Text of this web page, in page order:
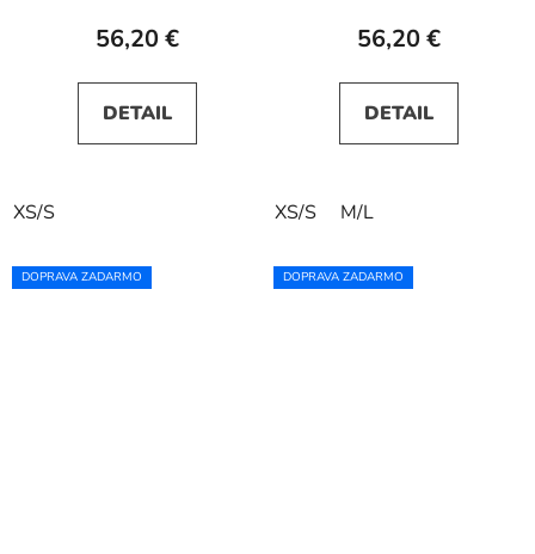
56,20 €
DETAIL
XS/S
56,20 €
DETAIL
XS/S M/L
DOPRAVA ZADARMO DOPRAVA ZADARMO